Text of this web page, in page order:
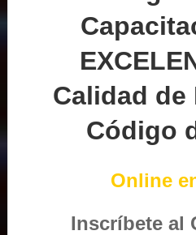
Calidad de
Código
Online
Inscríbete al